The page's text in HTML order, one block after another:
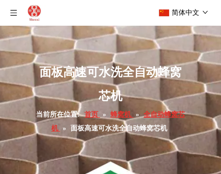
简体中文
面板高速可水洗全自动蜂窝
芯机
当前所在位置: 首页 » 蜂窝机 » 全自动蜂窝芯
机 » 面板高速可水洗全自动蜂窝芯机
标准高效全自动蜂窝纸芯机